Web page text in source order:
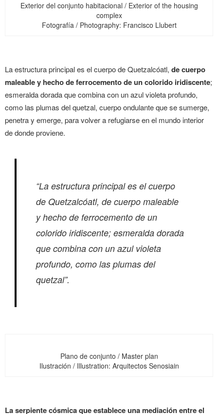
Exterior del conjunto habitacional / Exterior of the housing
complex
Fotografía / Photography: Francisco Llubert
La estructura principal es el cuerpo de Quetzalcóatl, de cuerpo
maleable y hecho de ferrocemento de un colorido iridiscente;
esmeralda dorada que combina con un azul violeta profundo,
como las plumas del quetzal, cuerpo ondulante que se sumerge,
penetra y emerge, para volver a refugiarse en el mundo interior
de donde proviene.
“La estructura principal es el cuerpo
de Quetzalcóatl, de cuerpo maleable
y hecho de ferrocemento de un
colorido iridiscente; esmeralda dorada
que combina con un azul violeta
profundo, como las plumas del
quetzal”.
Plano de conjunto / Master plan
Ilustración / Illustration: Arquitectos Senosiain
La serpiente cósmica que establece una mediación entre el